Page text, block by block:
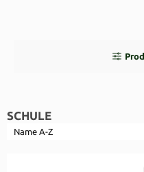
SCHULE